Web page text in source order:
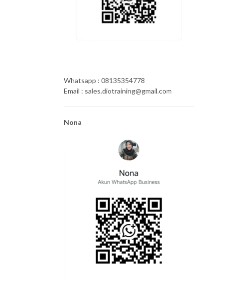
Whatsapp : 08135354778
Email : sales.diotraining@gmail.com
Nona